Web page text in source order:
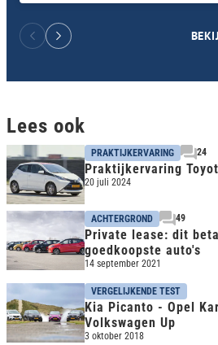
Lees ook
PRAKTIJKERVARING 24
Praktijkervaring
20 juli 2024
ACHTERGROND 49
Private lease: dit
goedkoopste auto's
14 september 2021
VERGELIJKENDE TEST
Kia Picanto - Opel
Volkswagen Up
3 oktober 2018